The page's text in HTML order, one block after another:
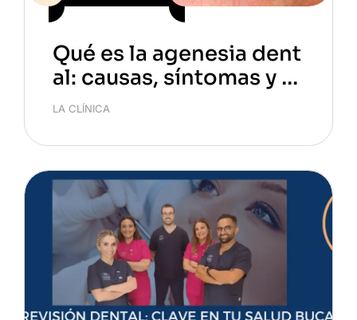
Qué es la agenesia dent
al: causas, síntomas y s
oluciones
LA CLÍNICA